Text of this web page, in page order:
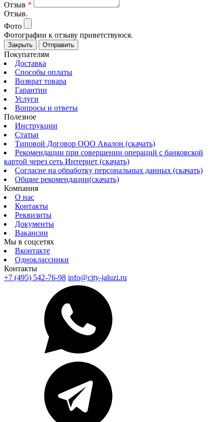
Отзыв *
Отзыв.
Фото
Фотографии к отзыву приветствуюся.
Закрыть Отправить
Покупателям
Доставка
Способы оплаты
Возврат товара
Гарантии
Услуги
Вопросы и ответы
Полезное
Инструкции
Статьи
Типовой Договор ООО Авалон (скачать)
Рекомендации при совершении операций с банковской
картой через сеть Интернет (скачать)
Согласие на обработку персональных данных (скачать)
Общие рекомендации(скачать)
Компания
О нас
Контакты
Реквизиты
Документы
Вакансии
Мы в соцсетях
Вконтакте
Одноклассники
Контакты
+7 (495) 542-76-98 info@city-jaluzi.ru